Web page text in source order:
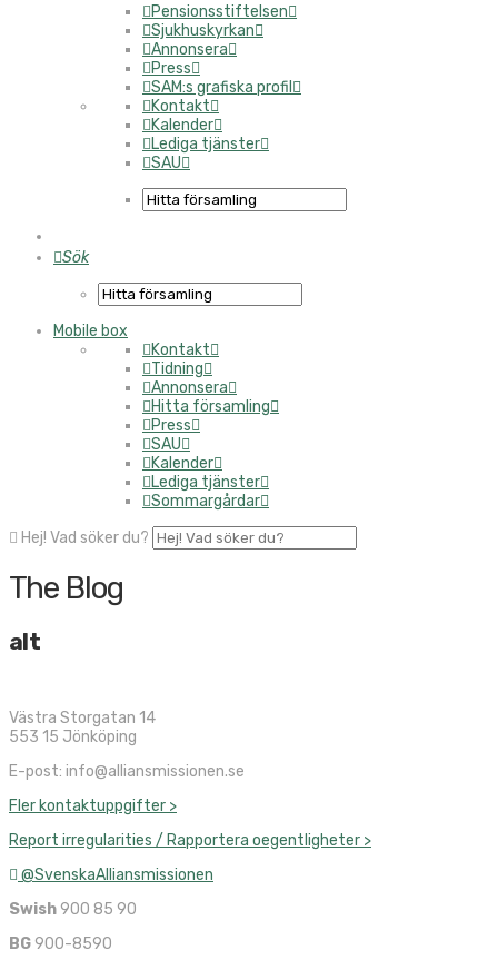
Pensionsstiftelsen
Sjukhuskyrkan
Annonsera
Press
SAM:s grafiska profil
Kontakt
Kalender
Lediga tjänster
SAU
Sök
Mobile box
Kontakt
Tidning
Annonsera
Hitta församling
Press
SAU
Kalender
Lediga tjänster
Sommargårdar
Hej! Vad söker du?
The Blog
alt
Västra Storgatan 14
553 15 Jönköping
E-post: info@alliansmissionen.se
Fler kontaktuppgifter >
Report irregularities / Rapportera oegentligheter >
@SvenskaAlliansmissionen
Swish 900 85 90
BG 900-8590